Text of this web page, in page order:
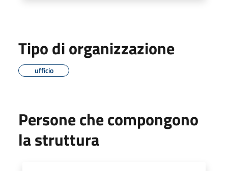
Tipo di organizzazione
ufficio
Persone che compongono
la struttura